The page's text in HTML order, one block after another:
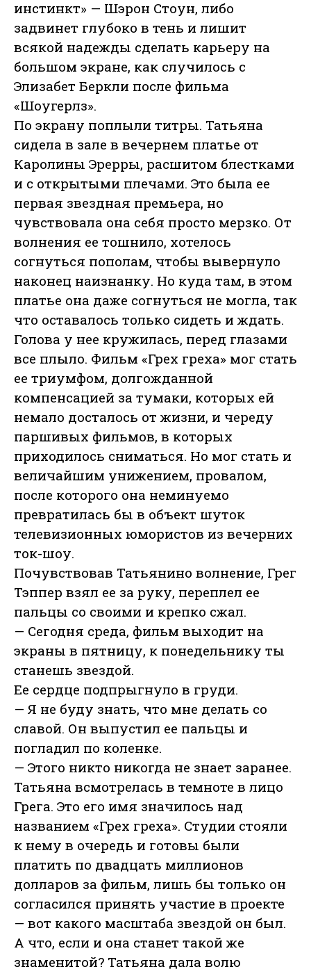
инстинкт» — Шэрон Стоун, либо
задвинет глубоко в тень и лишит
всякой надежды сделать карьеру на
большом экране, как случилось с
Элизабет Беркли после фильма
«Шоугерлз».
По экрану поплыли титры. Татьяна
сидела в зале в вечернем платье от
Каролины Эрерры, расшитом блестками
и с открытыми плечами. Это была ее
первая звездная премьера, но
чувствовала она себя просто мерзко. От
волнения ее тошнило, хотелось
согнуться пополам, чтобы вывернуло
наконец наизнанку. Но куда там, в этом
платье она даже согнуться не могла, так
что оставалось только сидеть и ждать.
Голова у нее кружилась, перед глазами
все плыло. Фильм «Грех греха» мог стать
ее триумфом, долгожданной
компенсацией за тумаки, которых ей
немало досталось от жизни, и череду
паршивых фильмов, в которых
приходилось сниматься. Но мог стать и
величайшим унижением, провалом,
после которого она неминуемо
превратилась бы в объект шуток
телевизионных юмористов из вечерних
ток-шоу.
Почувствовав Татьянино волнение, Грег
Тэппер взял ее за руку, переплел ее
пальцы со своими и крепко сжал.
— Сегодня среда, фильм выходит на
экраны в пятницу, к понедельнику ты
станешь звездой.
Ее сердце подпрыгнуло в груди.
— Я не буду знать, что мне делать со
славой. Он выпустил ее пальцы и
погладил по коленке.
— Этого никто никогда не знает заранее.
Татьяна всмотрелась в темноте в лицо
Грега. Это его имя значилось над
названием «Грех греха». Студии стояли
к нему в очередь и готовы были
платить по двадцать миллионов
долларов за фильм, лишь бы только он
согласился принять участие в проекте
— вот какого масштаба звездой он был.
А что, если и она станет такой же
знаменитой? Татьяна дала волю